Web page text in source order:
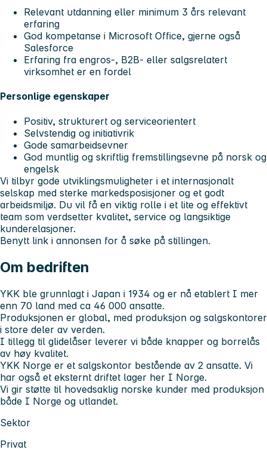
Relevant utdanning eller minimum 3 års relevant
erfaring
God kompetanse i Microsoft Office, gjerne også
Salesforce
Erfaring fra engros-, B2B- eller salgsrelatert
virksomhet er en fordel
Personlige egenskaper
Positiv, strukturert og serviceorientert
Selvstendig og initiativrik
Gode samarbeidsevner
God muntlig og skriftlig fremstillingsevne på norsk og
engelsk
Vi tilbyr gode utviklingsmuligheter i et internasjonalt
selskap med sterke markedsposisjoner og et godt
arbeidsmiljø. Du vil få en viktig rolle i et lite og effektivt
team som verdsetter kvalitet, service og langsiktige
kunderelasjoner.
Benytt link i annonsen for å søke på stillingen.
Om bedriften
YKK ble grunnlagt i Japan i 1934 og er nå etablert I mer
enn 70 land med ca 46 000 ansatte.
Produksjonen er global, med produksjon og salgskontorer
i store deler av verden.
I tillegg til glidelåser leverer vi både knapper og borrelås
av høy kvalitet.
YKK Norge er et salgskontor bestående av 2 ansatte. Vi
har også et eksternt driftet lager her I Norge.
Vi gir støtte til hovedsaklig norske kunder med produksjon
både I Norge og utlandet.
Sektor
Privat